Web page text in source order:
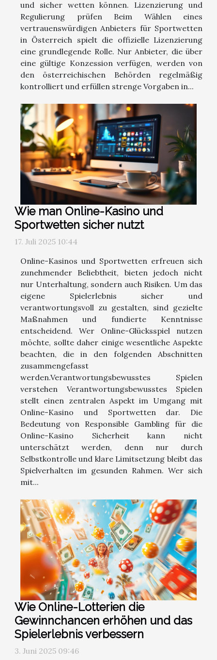
und sicher wetten können. Lizenzierung und
Regulierung prüfen Beim Wählen eines
vertrauenswürdigen Anbieters für Sportwetten
in Österreich spielt die offizielle Lizenzierung
eine grundlegende Rolle. Nur Anbieter, die über
eine gültige Konzession verfügen, werden von
den österreichischen Behörden regelmäßig
kontrolliert und erfüllen strenge Vorgaben in...
Wie man Online-Kasino und
Sportwetten sicher nutzt
17. Juli 2025 10:44
Online-Kasinos und Sportwetten erfreuen sich
zunehmender Beliebtheit, bieten jedoch nicht
nur Unterhaltung, sondern auch Risiken. Um das
eigene Spielerlebnis sicher und
verantwortungsvoll zu gestalten, sind gezielte
Maßnahmen und fundierte Kenntnisse
entscheidend. Wer Online-Glücksspiel nutzen
möchte, sollte daher einige wesentliche Aspekte
beachten, die in den folgenden Abschnitten
zusammengefasst
werden.Verantwortungsbewusstes Spielen
verstehen Verantwortungsbewusstes Spielen
stellt einen zentralen Aspekt im Umgang mit
Online-Kasino und Sportwetten dar. Die
Bedeutung von Responsible Gambling für die
Online-Kasino Sicherheit kann nicht
unterschätzt werden, denn nur durch
Selbstkontrolle und klare Limitsetzung bleibt das
Spielverhalten im gesunden Rahmen. Wer sich
mit...
Wie Online-Lotterien die
Gewinnchancen erhöhen und das
Spielerlebnis verbessern
3. Juni 2025 09:46